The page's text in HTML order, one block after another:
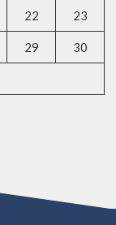
22 23
29 30